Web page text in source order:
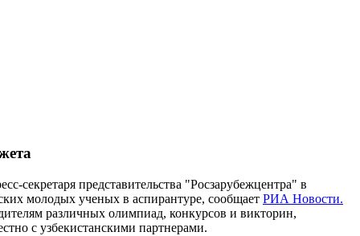
секретаря представительства "Росзарубежцентра" в
молодых ученых в аспирантуре, сообщает РИА Новости.
различных олимпиад, конкурсов и викторин,
с узбекистанскими партнерами.